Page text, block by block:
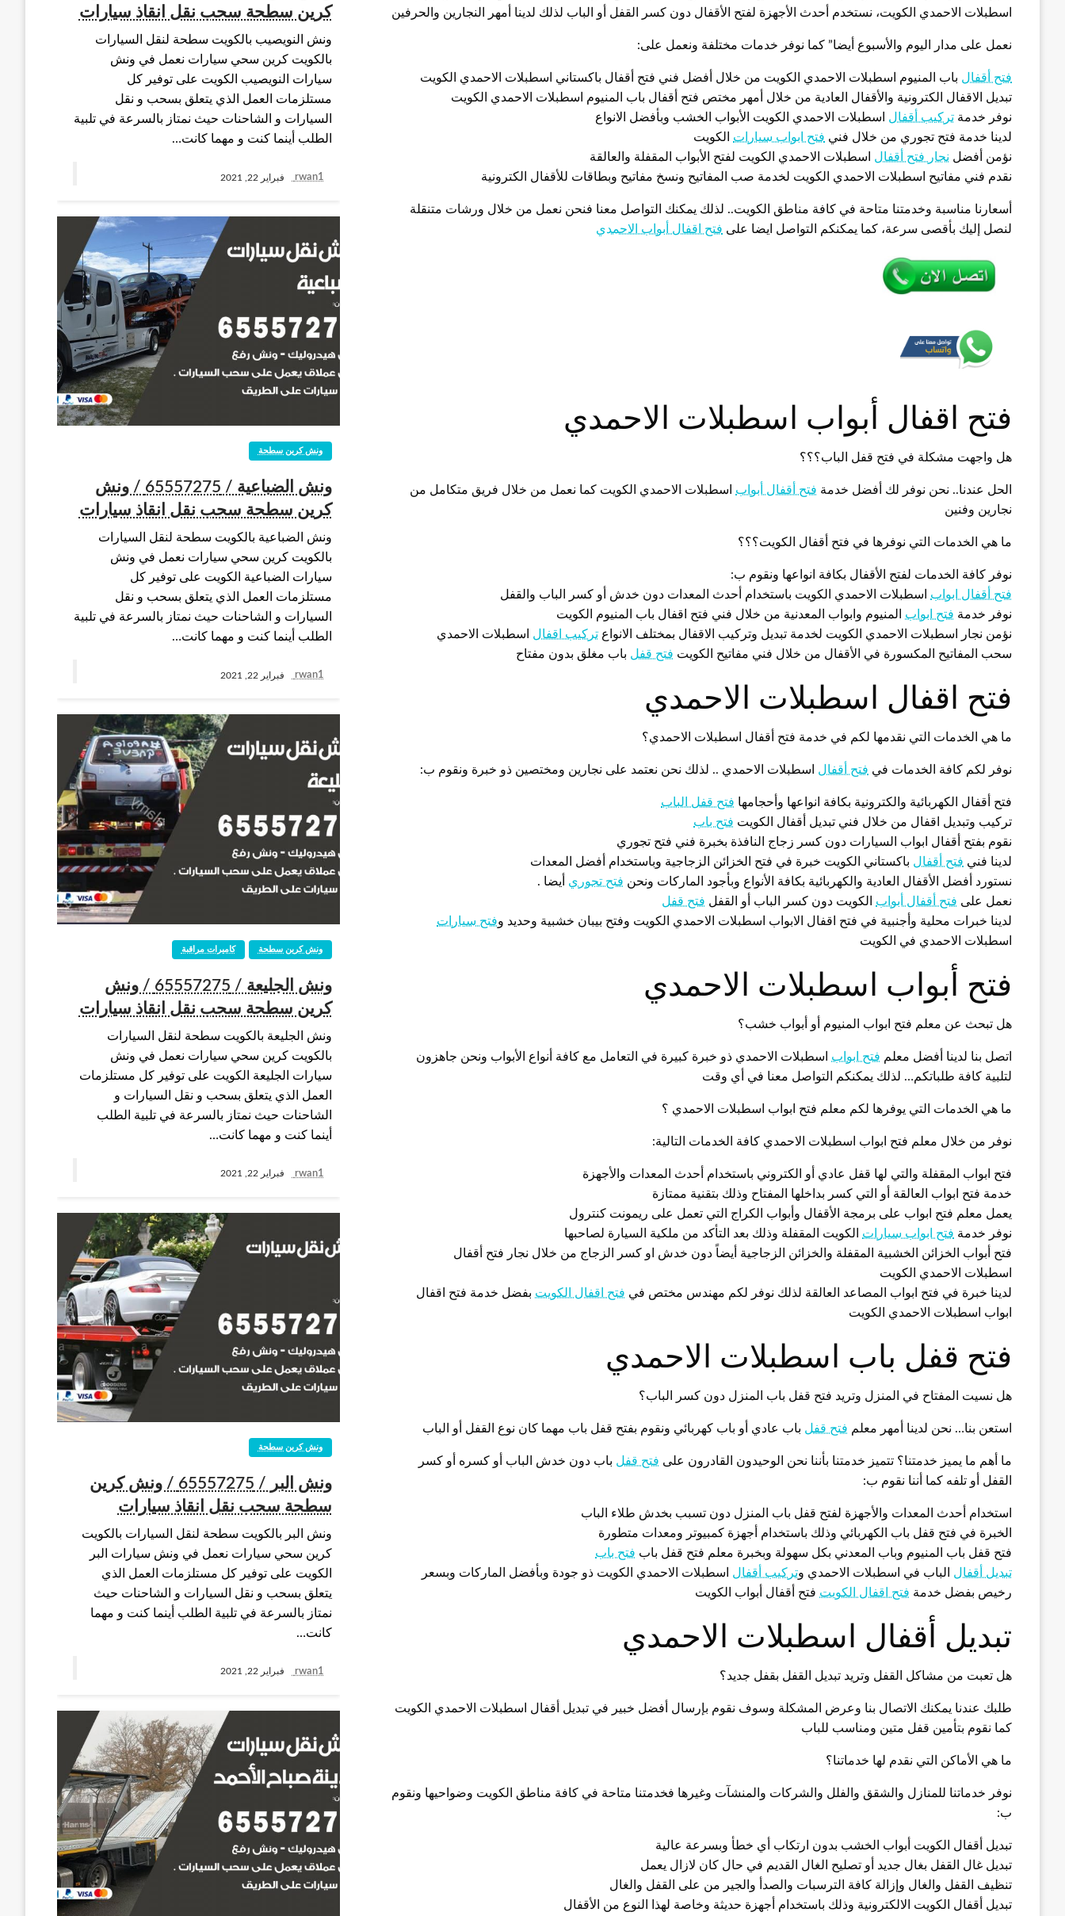
اسطبلات الاحمدي الكويت، نستخدم أحدث الأجهزة لفتح الأقفال دون كسر القفل أو الباب لذلك لدينا أمهر النجارين والحرفين
نعمل على مدار اليوم والأسبوع أيضا” كما نوفر خدمات مختلفة ونعمل على:
فتح أقفال باب المنيوم اسطبلات الاحمدي الكويت من خلال أفضل فني فتح أقفال باكستاني اسطبلات الاحمدي الكويت
تبديل الاقفال الكترونية والأقفال العادية من خلال أمهر مختص فتح أقفال باب المنيوم اسطبلات الاحمدي الكويت
نوفر خدمة تركيب أقفال اسطبلات الاحمدي الكويت الأبواب الخشب وبأفضل الانواع
لدينا خدمة فتح تجوري من خلال فني فتح ابواب سيارات الكويت
نؤمن أفضل نجار فتح أقفال اسطبلات الاحمدي الكويت لفتح الأبواب المقفلة والعالقة
نقدم فني مفاتيح اسطبلات الاحمدي الكويت لخدمة صب المفاتيح ونسخ مفاتيح وبطاقات للأقفال الكترونية
أسعارنا مناسبة وخدمتنا متاحة في كافة مناطق الكويت.. لذلك يمكنك التواصل معنا فنحن نعمل من خلال ورشات متنقلة
لنصل إليك بأقصى سرعة، كما يمكنكم التواصل ايضا على فتح اقفال أبواب الاحمدي
فتح اقفال أبواب اسطبلات الاحمدي
هل واجهت مشكلة في فتح قفل الباب؟؟؟
الحل عندنا.. نحن نوفر لك أفضل خدمة فتح أقفال أبواب اسطبلات الاحمدي الكويت كما نعمل من خلال فريق متكامل من
نجارين وفنين
ما هي الخدمات التي نوفرها في فتح أقفال الكويت؟؟؟
نوفر كافة الخدمات لفتح الأقفال بكافة انواعها ونقوم ب:
فتح أقفال ابواب اسطبلات الاحمدي الكويت باستخدام أحدث المعدات دون خدش أو كسر الباب والقفل
نوفر خدمة فتح ابواب المنيوم وابواب المعدنية من خلال فني فتح اقفال باب المنيوم الكويت
نؤمن نجار اسطبلات الاحمدي الكويت لخدمة تبديل وتركيب الاقفال بمختلف الانواع تركيب اقفال اسطبلات الاحمدي
سحب المفاتيح المكسورة في الأقفال من خلال فني مفاتيح الكويت فتح قفل باب مغلق بدون مفتاح
فتح اقفال اسطبلات الاحمدي
ما هي الخدمات التي نقدمها لكم في خدمة فتح أقفال اسطبلات الاحمدي؟
نوفر لكم كافة الخدمات في فتح أقفال اسطبلات الاحمدي .. لذلك نحن نعتمد على نجارين ومختصين ذو خبرة ونقوم ب:
فتح أقفال الكهربائية والكترونية بكافة انواعها وأحجامها فتح قفل الباب
تركيب وتبديل اقفال من خلال فني تبديل أقفال الكويت فتح باب
نقوم بفتح أقفال ابواب السيارات دون كسر زجاج النافذة بخبرة فني فتح تجوري
لدينا فني فتح أقفال باكستاني الكويت خبرة في فتح الخزائن الزجاجية وباستخدام أفضل المعدات
نستورد أفضل الأقفال العادية والكهربائية بكافة الأنواع وبأجود الماركات ونحن فتح تجوري أيضا .
نعمل على فتح أقفال أبواب الكويت دون كسر الباب أو القفل فتح قفل
لدينا خبرات محلية وأجنبية في فتح اقفال الابواب اسطبلات الاحمدي الكويت وفتح بيبان خشبية وحديد وفتح سيارات
اسطبلات الاحمدي في الكويت
فتح أبواب اسطبلات الاحمدي
هل تبحث عن معلم فتح ابواب المنيوم أو أبواب خشب؟
اتصل بنا لدينا أفضل معلم فتح ابواب اسطبلات الاحمدي ذو خبرة كبيرة في التعامل مع كافة أنواع الأبواب ونحن جاهزون
لتلبية كافة طلباتكم… لذلك يمكنكم التواصل معنا في أي وقت
ما هي الخدمات التي يوفرها لكم معلم فتح ابواب اسطبلات الاحمدي ؟
نوفر من خلال معلم فتح ابواب اسطبلات الاحمدي كافة الخدمات التالية:
فتح ابواب المقفلة والتي لها قفل عادي أو الكتروني باستخدام أحدث المعدات والأجهزة
خدمة فتح ابواب العالقة أو التي كسر بداخلها المفتاح وذلك بتقنية ممتازة
يعمل معلم فتح ابواب على برمجة الأقفال وأبواب الكراج التي تعمل على ريمونت كنترول
نوفر خدمة فتح ابواب سيارات الكويت المقفلة وذلك بعد التأكد من ملكية السيارة لصاحبها
فتح أبواب الخزائن الخشبية المقفلة والخزائن الزجاجية أيضاً دون خدش او كسر الزجاج من خلال نجار فتح أقفال
اسطبلات الاحمدي الكويت
لدينا خبرة في فتح ابواب المصاعد العالقة لذلك نوفر لكم مهندس مختص في فتح اقفال الكويت بفضل خدمة فتح اقفال
ابواب اسطبلات الاحمدي الكويت
فتح قفل باب اسطبلات الاحمدي
هل نسيت المفتاح في المنزل وتريد فتح قفل باب المنزل دون كسر الباب؟
استعن بنا… نحن لدينا أمهر معلم فتح قفل باب عادي أو باب كهربائي ونقوم بفتح قفل باب مهما كان نوع القفل أو الباب
ما أهم ما يميز خدمتنا؟ تتميز خدمتنا بأننا نحن الوحيدون القادرون على فتح قفل باب دون خدش الباب أو كسره أو كسر
القفل أو تلفه كما أننا نقوم ب:
استخدام أحدث المعدات والأجهزة لفتح قفل باب المنزل دون تسبب بخدش طلاء الباب
الخبرة في فتح قفل باب الكهربائي وذلك باستخدام أجهزة كمبيوتر ومعدات متطورة
فتح قفل باب المنيوم وباب المعدني بكل سهولة وبخبرة معلم فتح قفل باب فتح باب
تبديل أقفال الباب في اسطبلات الاحمدي وتركيب أقفال اسطبلات الاحمدي الكويت ذو جودة وبأفضل الماركات وبسعر
رخيص بفضل خدمة فتح اقفال الكويت فتح أقفال أبواب الكويت
تبديل أقفال اسطبلات الاحمدي
هل تعبت من مشاكل القفل وتريد تبديل القفل بقفل جديد؟
طلبك عندنا يمكنك الاتصال بنا وعرض المشكلة وسوف نقوم بإرسال أفضل خبير في تبديل أقفال اسطبلات الاحمدي الكويت
كما نقوم بتأمين قفل متين ومناسب للباب
ما هي الأماكن التي نقدم لها خدماتنا؟
نوفر خدماتنا للمنازل والشقق والفلل والشركات والمنشآت وغيرها فخدمتنا متاحة في كافة مناطق الكويت وضواحيها ونقوم
ب:
تبديل أقفال الكويت أبواب الخشب بدون ارتكاب أي خطأ وبسرعة عالية
تبديل غال القفل بغال جديد أو تصليح الغال القديم في حال كان لازال يعمل
تنظيف القفل والغال وإزالة كافة الترسبات والصدأ والجير من على القفل والغال
تبديل أقفال الكويت الالكترونية وذلك باستخدام أجهزة حديثة وخاصة لهذا النوع من الأقفال
كرين سطحة سحب نقل انقاذ سيارات
ونش النويصيب بالكويت سطحة لنقل السيارات
بالكويت كرين سحي سيارات نعمل في ونش
سيارات النويصيب الكويت على توفير كل
مستلزمات العمل الذي يتعلق بسحب و نقل
السيارات و الشاحنات حيث نمتاز بالسرعة في تلبية
الطلب أينما كنت و مهما كانت…
rwan1 فبراير 22, 2021
ونش كرين سطحة
ونش الضباعية / 65557275 / ونش
كرين سطحة سحب نقل انقاذ سيارات
ونش الضباعية بالكويت سطحة لنقل السيارات
بالكويت كرين سحي سيارات نعمل في ونش
سيارات الضباعية الكويت على توفير كل
مستلزمات العمل الذي يتعلق بسحب و نقل
السيارات و الشاحنات حيث نمتاز بالسرعة في تلبية
الطلب أينما كنت و مهما كانت…
rwan1 فبراير 22, 2021
كاميرات مراقبة ونش كرين سطحة
ونش الجليعة / 65557275 / ونش
كرين سطحة سحب نقل انقاذ سيارات
ونش الجليعة بالكويت سطحة لنقل السيارات
بالكويت كرين سحي سيارات نعمل في ونش
سيارات الجليعة الكويت على توفير كل مستلزمات
العمل الذي يتعلق بسحب و نقل السيارات و
الشاحنات حيث نمتاز بالسرعة في تلبية الطلب
أينما كنت و مهما كانت…
rwan1 فبراير 22, 2021
ونش كرين سطحة
ونش البر / 65557275 / ونش كرين
سطحة سحب نقل انقاذ سيارات
ونش البر بالكويت سطحة لنقل السيارات بالكويت
كرين سحي سيارات نعمل في ونش سيارات البر
الكويت على توفير كل مستلزمات العمل الذي
يتعلق بسحب و نقل السيارات و الشاحنات حيث
نمتاز بالسرعة في تلبية الطلب أينما كنت و مهما
كانت…
rwan1 فبراير 22, 2021